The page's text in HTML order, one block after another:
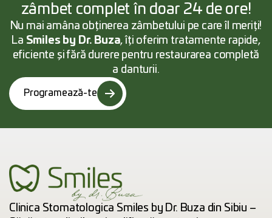
zâmbet complet în doar 24 de ore!
Nu mai amâna obținerea zâmbetului pe care îl meriți!
La Smiles by Dr. Buza, îți oferim tratamente rapide,
eficiente și fără durere pentru restaurarea completă
a danturii.
Programează-te
Clinica Stomatologica Smiles by Dr. Buza din Sibiu –